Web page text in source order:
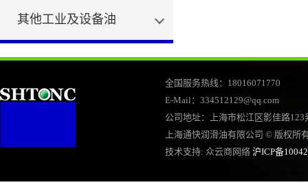
其他工业及设备油
全国服务热线：18016071770
E-Mail：334512129@qq.com
公司地址：上海市松江区影佳路123
上海通快润滑油有限公司 © 版权所
技术支持: 众云商网络 沪ICP备